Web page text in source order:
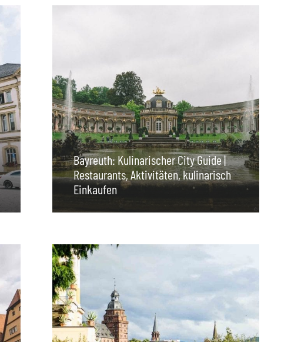
Bayreuth: Kulinarischer City Guide |
Restaurants, Aktivitäten, kulinarisch
Einkaufen